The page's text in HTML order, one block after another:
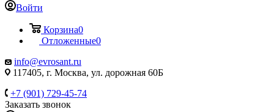
Войти
Корзина0
Отложенные0
info@evrosant.ru
117405, г. Москва, ул. дорожная 60Б
+7 (901) 729-45-74
Заказать звонок